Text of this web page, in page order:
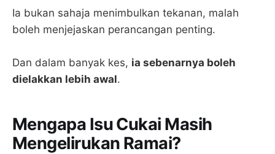
Ia bukan sahaja menimbulkan tekanan, malah
boleh menjejaskan perancangan penting.
Dan dalam banyak kes, ia sebenarnya boleh
dielakkan lebih awal.
Mengapa Isu Cukai Masih
Mengelirukan Ramai?